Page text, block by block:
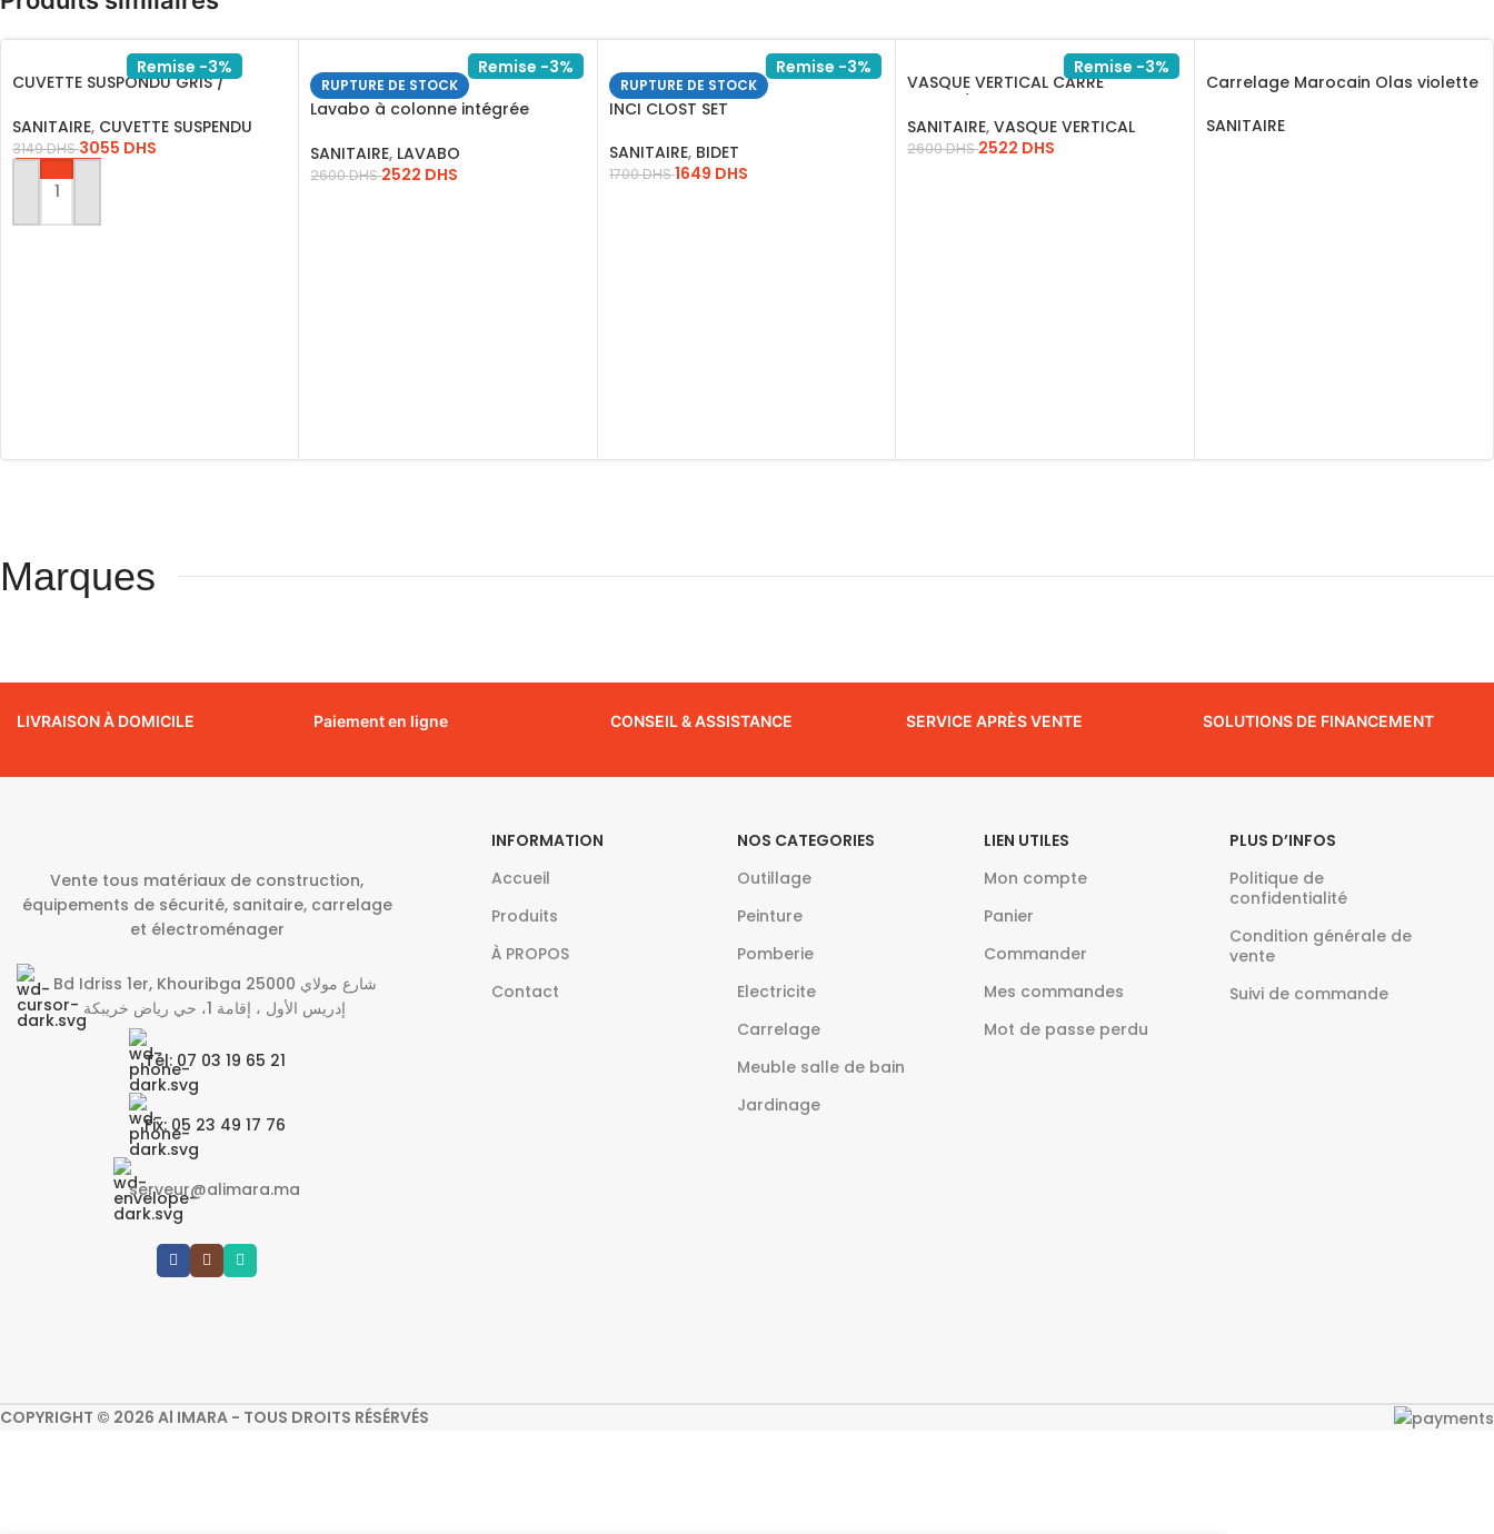
Remise -3%
CUVETTE SUSPONDU GRIS /
SANITAIRE, CUVETTE SUSPENDU
3149DHS 3055 DHS
AJOUTER AU PANIER
Remise -3%
RUPTURE DE STOCK
Lavabo à colonne intégrée
SANITAIRE, LAVABO
2600DHS2522 DHS
Remise -3%
RUPTURE DE STOCK
INCI CLOST SET
SANITAIRE, BIDET
1700DHS1649 DHS
Remise -3%
VASQUE VERTICAL CARRE
SANITAIRE, VASQUE VERTICAL
2600DHS 2522 DHS
Carrelage Marocain Olas violette
SANITAIRE
Marques
LIVRAISON À DOMICILE Paiement en ligne CONSEIL & ASSISTANCE SERVICE APRÈS VENTE SOLUTIONS DE FINANCEMENT
Vente tous matériaux de construction,
équipements de sécurité, sanitaire, carrelage
et électroménager
Bd Idriss 1er, Khouribga 25000 شارع مولاي
إدريس الأول ، إقامة 1، حي رياض خريبكة
Tél: 07 03 19 65 21
Fix: 05 23 49 17 76
serveur@alimara.ma
INFORMATION
Accueil
Produits
À PROPOS
Contact
NOS CATEGORIES
Outillage
Peinture
Pomberie
Electricite
Carrelage
Meuble salle de bain
Jardinage
LIEN UTILES
Mon compte
Panier
Commander
Mes commandes
Mot de passe perdu
PLUS D’INFOS
Politique de
confidentialité
Condition générale de
vente
Suivi de commande
COPYRIGHT © 2026 Al IMARA - TOUS DROITS RÉSÉRVÉS